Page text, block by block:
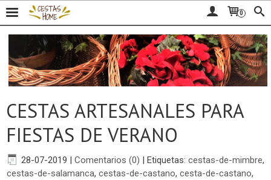
0
CESTAS ARTESANALES PARA
FIESTAS DE VERANO
28-07-2019 | Comentarios (0) | Etiquetas: cestas-de-mimbre,
cestas-de-salamanca, cestas-de-castano, cesta-de-castano,